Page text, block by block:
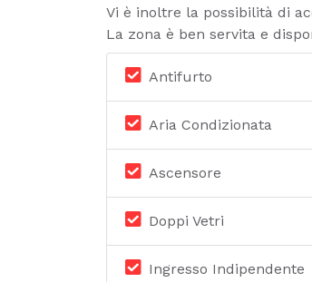
Vi è inoltre la possibilità di
La zona è ben servita e
Antifurto
Aria Condizionata
Ascensore
Doppi Vetri
Ingresso Indipendente